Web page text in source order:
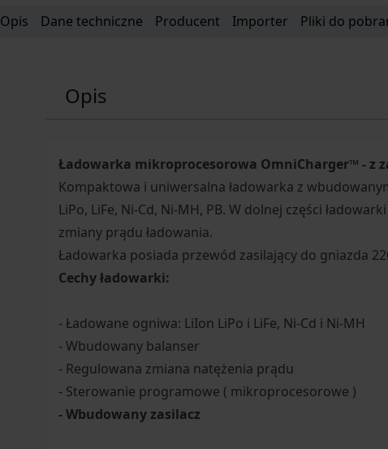
Opis Dane techniczne Producent Importer Pliki do
Opis
Ładowarka mikroprocesorowa OmniCharger™ - z
Kompaktowa i uniwersalna ładowarka z
LiPo, LiFe, Ni-Cd, Ni-MH, PB. W dolnej części
zmiany prądu ładowania.
Ładowarka posiada przewód zasilający do gniazda
Cechy ładowarki:
- Ładowane ogniwa: LiIon LiPo i LiFe, Ni-Cd i Ni-MH
- Wbudowany balanser
- Regulowana zmiana natężenia prądu
- Sterowanie programowe ( mikroprocesorowe )
- Wbudowany zasilacz